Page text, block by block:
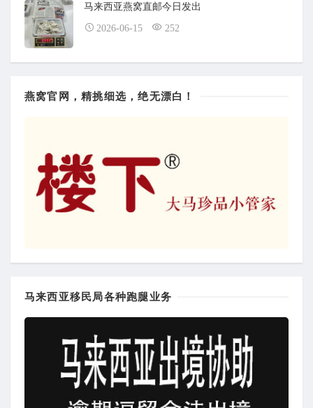
马来西亚燕窝直邮今日发出
2026-06-15 252
燕窝官网，精挑细选，绝无漂白！
马来西亚移民局各种跑腿业务